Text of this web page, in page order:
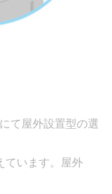
て屋外設置型の選
ています。屋外